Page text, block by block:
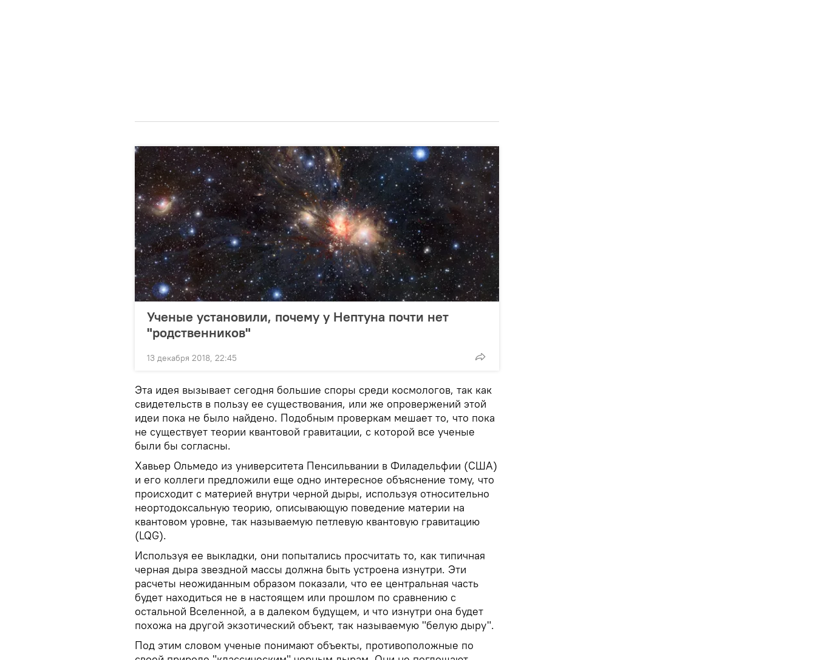
Ученые установили, почему у Нептуна почти нет
"родственников"
13 декабря 2018, 22:45
Эта идея вызывает сегодня большие споры среди космологов, так как
свидетельств в пользу ее существования, или же опровержений этой
идеи пока не было найдено. Подобным проверкам мешает то, что пока
не существует теории квантовой гравитации, с которой все ученые
были бы согласны.
Хавьер Ольмедо из университета Пенсильвании в Филадельфии (США)
и его коллеги предложили еще одно интересное объяснение тому, что
происходит с материей внутри черной дыры, используя относительно
неортодоксальную теорию, описывающую поведение материи на
квантовом уровне, так называемую петлевую квантовую гравитацию
(LQG).
Используя ее выкладки, они попытались просчитать то, как типичная
черная дыра звездной массы должна быть устроена изнутри. Эти
расчеты неожиданным образом показали, что ее центральная часть
будет находиться не в настоящем или прошлом по сравнению с
остальной Вселенной, а в далеком будущем, и что изнутри она будет
похожа на другой экзотический объект, так называемую "белую дыру".
Под этим словом ученые понимают объекты, противоположные по